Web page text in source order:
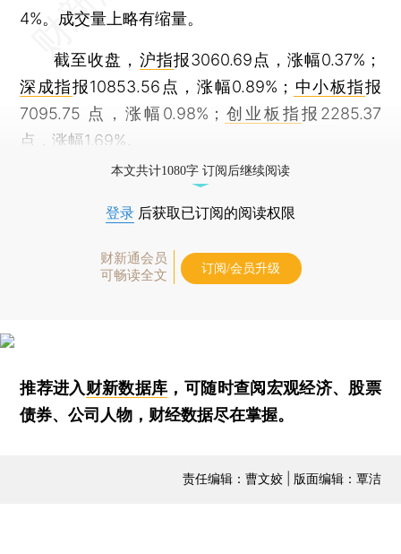
4%。成交量上略有缩量。
截至收盘， 沪指报3060.69点，涨幅0.37%；
深成指报10853.56点，涨幅0.89%； 中小板指报
7095.75 点，涨幅0.98%； 创业板指报2285.37
点，涨幅1.69%。
本文共计1080字 订阅后继续阅读
登录 后获取已订阅的阅读权限
财新通会员
可畅读全文
订阅/会员升级
推荐进入财新数据库 ，可随时查阅宏观经济、股票
债券、公司人物，财经数据尽在掌握。
责任编辑：曹文姣 | 版面编辑：覃洁